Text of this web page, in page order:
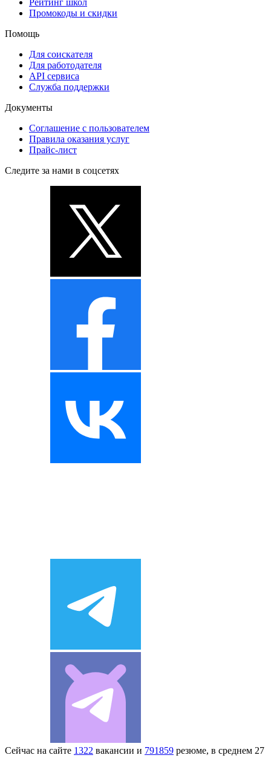
Промокоды и скидки
Помощь
Для соискателя
Для работодателя
API сервиса
Служба поддержки
Документы
Соглашение с пользователем
Правила оказания услуг
Прайс-лист
Следите за нами в соцсетях
Сейчас на сайте 1322 вакансии и 791859 резюме, в среднем 27